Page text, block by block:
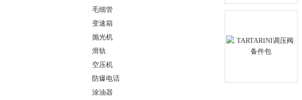
毛细管
变速箱
抛光机
滑轨
空压机
防爆电话
涂油器